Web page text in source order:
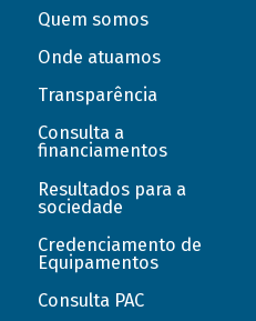
Quem somos
Onde atuamos
Transparência
Consulta a
financiamentos
Resultados para a
sociedade
Credenciamento de
Equipamentos
Consulta PAC